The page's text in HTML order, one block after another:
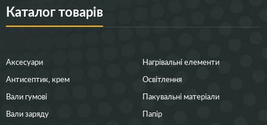
Каталог товарів
Аксесуари
Антисептик, крем
Вали гумові
Вали заряду
Нагрівальні елементи
Освітлення
Пакувальні матеріали
Папір